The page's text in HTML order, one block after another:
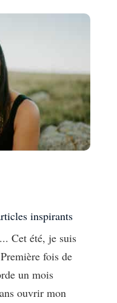
inspirants
Cet été, je suis
fois de
un mois
ouvrir mon